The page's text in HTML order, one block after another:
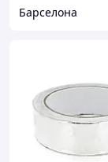
Барселона